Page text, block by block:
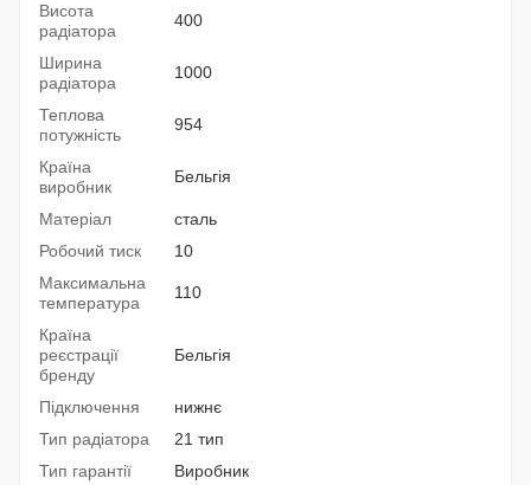
Висота
радіатора
400
Ширина
радіатора
1000
Теплова
потужність
954
Країна
виробник
Бельгія
Матеріал
сталь
Робочий тиск
10
Максимальна
температура
110
Країна
реєстрації
бренду
Бельгія
Підключення
нижнє
Тип радіатора
21 тип
Тип гарантії
Виробник